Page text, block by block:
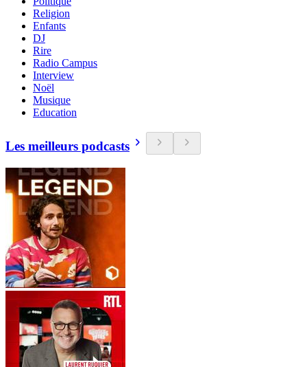
Religion
Enfants
DJ
Rire
Radio Campus
Interview
Noël
Musique
Education
Les meilleurs podcasts